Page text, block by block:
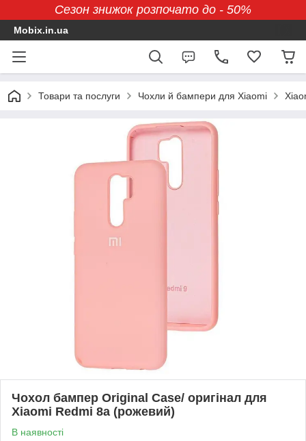
Сезон знижок розпочато до - 50%
Mobix.in.ua
Товари та послуги Чохли й бампери для Xiaomi
Чохол бампер Original Case/ оригінал для
Xiaomi Redmi 8a (рожевий)
В наявності